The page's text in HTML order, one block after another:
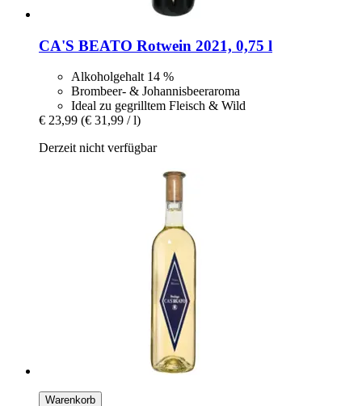
CA'S BEATO Rotwein 2021, 0,75 l
Alkoholgehalt 14 %
Brombeer- & Johannisbeeraroma
Ideal zu gegrilltem Fleisch & Wild
€ 23,99 (€ 31,99 / l)
Derzeit nicht verfügbar
Warenkorb